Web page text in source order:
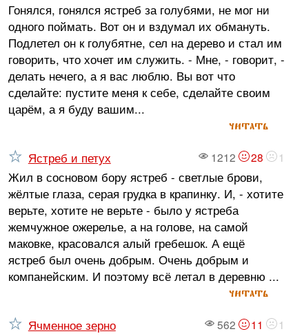
Гонялся, гонялся ястреб за голубями, не мог ни
одного поймать. Вот он и вздумал их обмануть.
Подлетел он к голубятне, сел на дерево и стал им
говорить, что хочет им служить. - Мне, - говорит, -
делать нечего, а я вас люблю. Вы вот что
сделайте: пустите меня к себе, сделайте своим
царём, а я буду вашим...
читать
1212 28 1
Ястреб и петух
Жил в сосновом бору ястреб - светлые брови,
жёлтые глаза, серая грудка в крапинку. И, - хотите
верьте, хотите не верьте - было у ястреба
жемчужное ожерелье, а на голове, на самой
маковке, красовался алый гребешок. А ещё
ястреб был очень добрым. Очень добрым и
компанейским. И поэтому всё летал в деревню ...
читать
562 11 1
Ячменное зерно